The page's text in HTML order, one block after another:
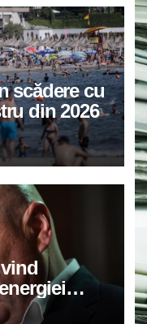
scădere cu
din 2026